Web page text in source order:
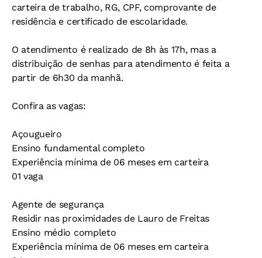
carteira de trabalho, RG, CPF, comprovante de
residência e certificado de escolaridade.
O atendimento é realizado de 8h às 17h, mas a
distribuição de senhas para atendimento é feita a
partir de 6h30 da manhã.
Confira as vagas:
Açougueiro
Ensino fundamental completo
Experiência mínima de 06 meses em carteira
01 vaga
Agente de segurança
Residir nas proximidades de Lauro de Freitas
Ensino médio completo
Experiência mínima de 06 meses em carteira